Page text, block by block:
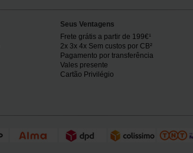
Seus Ventagens
Frete grátis a partir de 199€¹
2x 3x 4x Sem custos por CB²
Pagamento por transferência
Vales presente
Cartão Privilégio